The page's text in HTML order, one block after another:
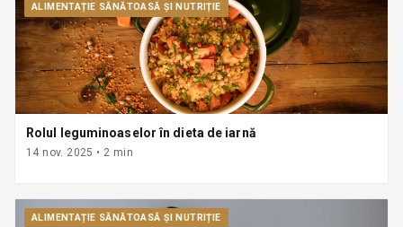
ALIMENTAȚIE SĂNĂTOASĂ ȘI NUTRIȚIE
Rolul leguminoaselor în dieta de iarnă
14 nov. 2025 • 2 min
ALIMENTAȚIE SĂNĂTOASĂ ȘI NUTRIȚIE